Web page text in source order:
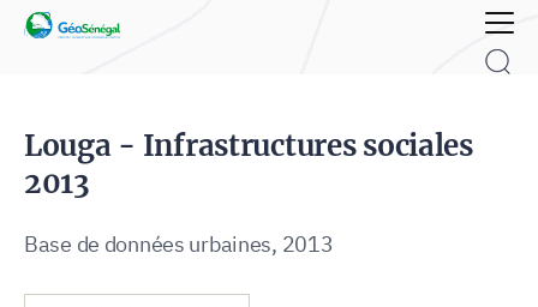
Rechercher :
Louga - Infrastructures sociales
2013
Base de données urbaines, 2013